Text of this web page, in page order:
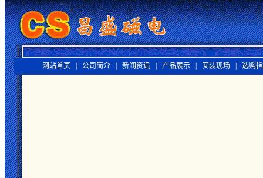
网站首页 | 公司简介 | 新闻资讯 | 产品展示 | 安装现场 | 选购